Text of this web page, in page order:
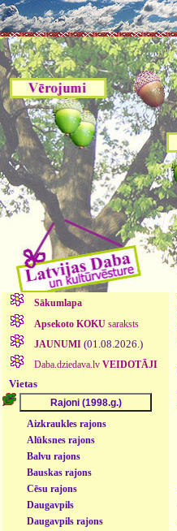
Sākumlapa
Apsekoto KOKUsaraksts
JAUNUMI (01.08.2026.)
Daba.dziedava.lv VEIDOTĀJI
Vietas
Aizkraukles rajons
Alūksnes rajons
Balvu rajons
Bauskas rajons
Cēsu rajons
Daugavpils
Daugavpils rajons